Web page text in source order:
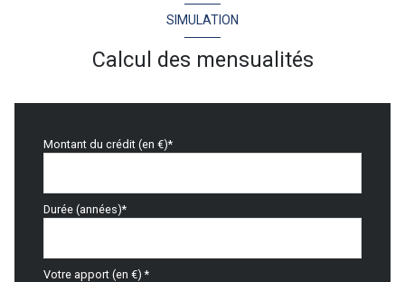
arboré
piscinable
SIMULATION
Calcul des mensualités
Montant du crédit (en €)*
Durée (années)*
Votre apport (en €) *